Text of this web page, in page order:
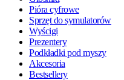
Pióra cyfrowe
Sprzęt do symulatorów
Wyścigi
Prezentery
Podkładki pod myszy
Akcesoria
Bestsellery